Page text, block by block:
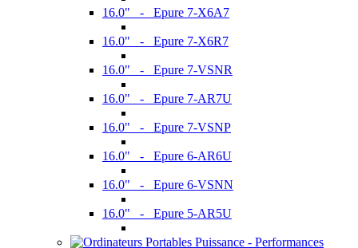
16.0" - Epure 7-X6A7
16.0" - Epure 7-X6R7
16.0" - Epure 7-VSNR
16.0" - Epure 7-AR7U
16.0" - Epure 7-VSNP
16.0" - Epure 6-AR6U
16.0" - Epure 6-VSNN
16.0" - Epure 5-AR5U